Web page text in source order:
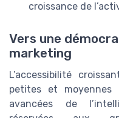
croissance de
Vers une
marketing
L’accessibilité
petites et moyennes
avancées de